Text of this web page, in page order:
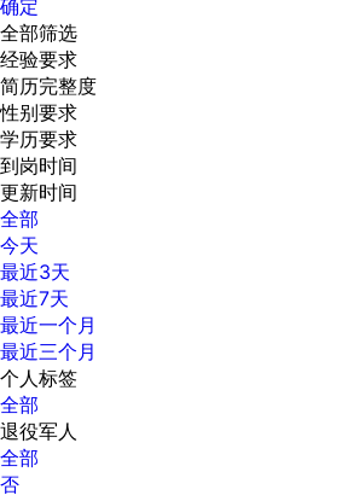
确定
全部筛选
经验要求
简历完整度
性别要求
学历要求
到岗时间
更新时间
全部
今天
最近3天
最近7天
最近一个月
最近三个月
个人标签
全部
退役军人
全部
否